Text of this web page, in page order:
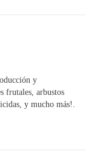
y
frutales, arbustos
y mucho más!.